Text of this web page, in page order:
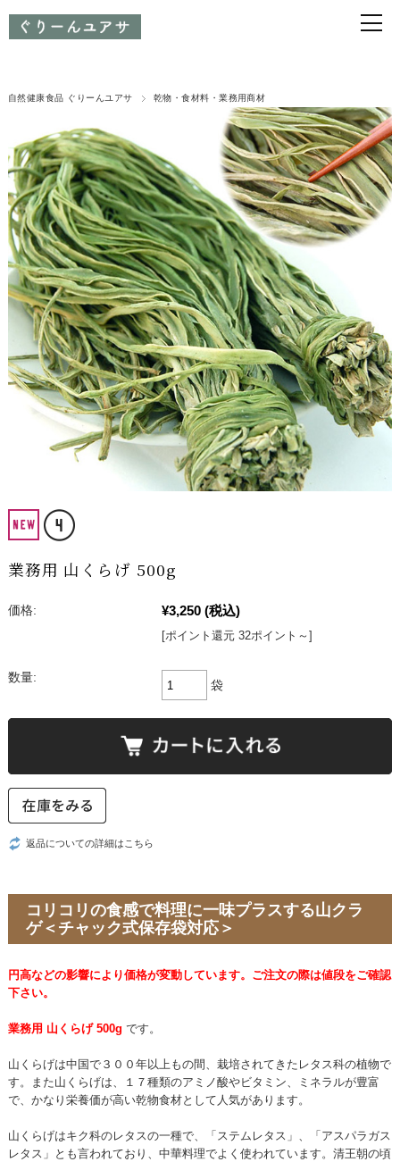
自然健康食品 ぐりーんユアサ 乾物・食材料・業務用商材
業務用 山くらげ 500g
価格: ¥3,250 (税込)
[ポイント還元 32ポイント～]
数量:
袋
返品についての詳細はこちら
コリコリの食感で料理に一味プラスする山クラ
ゲ＜チャック式保存袋対応＞
円高などの影響により価格が変動しています。ご注文の際は値段をご確認
下さい。
業務用 山くらげ 500g です。
山くらげは中国で３００年以上もの間、栽培されてきたレタス科の植物で
す。また山くらげは、１７種類のアミノ酸やビタミン、ミネラルが豊富
で、かなり栄養価が高い乾物食材として人気があります。
山くらげはキク科のレタスの一種で、「ステムレタス」、「アスパラガス
レタス」とも言われており、中華料理でよく使われています。清王朝の頃